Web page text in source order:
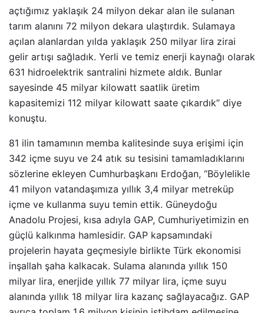
açtığımız yaklaşık 24 milyon dekar alan ile sulanan
tarım alanını 72 milyon dekara ulaştırdık. Sulamaya
açılan alanlardan yılda yaklaşık 250 milyar lira zirai
gelir artışı sağladık. Yerli ve temiz enerji kaynağı olarak
631 hidroelektrik santralini hizmete aldık. Bunlar
sayesinde 45 milyar kilowatt saatlik üretim
kapasitemizi 112 milyar kilowatt saate çıkardık” diye
konuştu.
81 ilin tamamının memba kalitesinde suya erişimi için
342 içme suyu ve 24 atık su tesisini tamamladıklarını
sözlerine ekleyen Cumhurbaşkanı Erdoğan, “Böylelikle
41 milyon vatandaşımıza yıllık 3,4 milyar metreküp
içme ve kullanma suyu temin ettik. Güneydoğu
Anadolu Projesi, kısa adıyla GAP, Cumhuriyetimizin en
güçlü kalkınma hamlesidir. GAP kapsamındaki
projelerin hayata geçmesiyle birlikte Türk ekonomisi
inşallah şaha kalkacak. Sulama alanında yıllık 150
milyar lira, enerjide yıllık 77 milyar lira, içme suyu
alanında yıllık 18 milyar lira kazanç sağlayacağız. GAP